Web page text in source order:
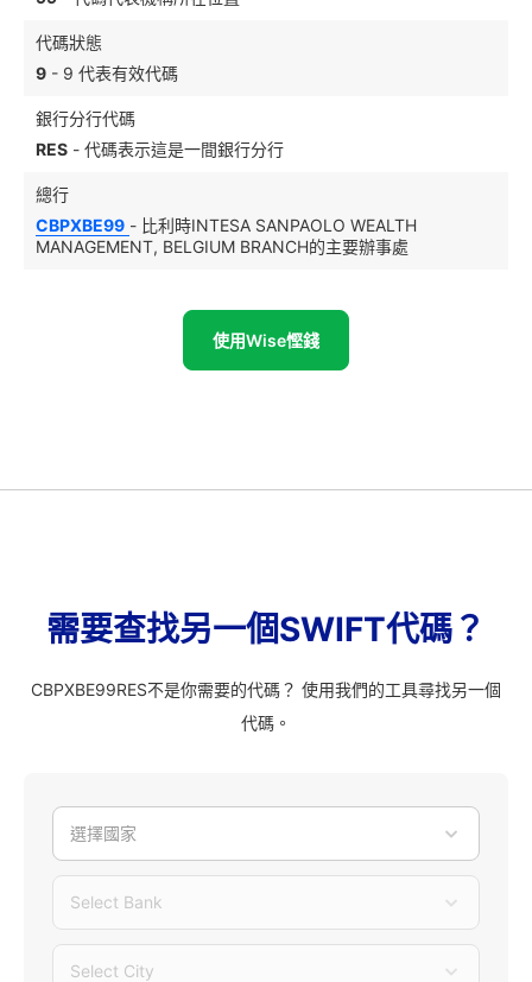
代碼狀態
9 - 9 代表有效代碼
銀行分行代碼
RES - 代碼表示這是一間銀行分行
總行
CBPXBE99 - 比利時INTESA SANPAOLO WEALTH
MANAGEMENT, BELGIUM BRANCH的主要辦事處
使用Wise慳錢
需要查找另一個SWIFT代碼？
CBPXBE99RES不是你需要的代碼？ 使用我們的工具尋找另一個
代碼。
選擇國家
Select Bank
Select City